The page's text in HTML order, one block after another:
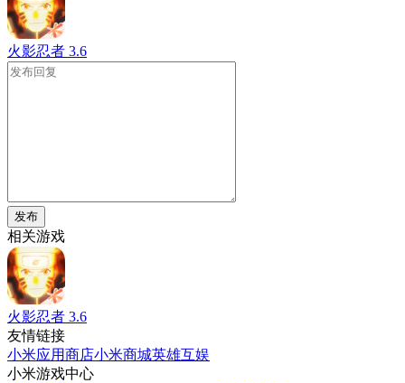
火影忍者 3.6
发布
相关游戏
火影忍者 3.6
友情链接
小米应用商店小米商城英雄互娱
小米游戏中心